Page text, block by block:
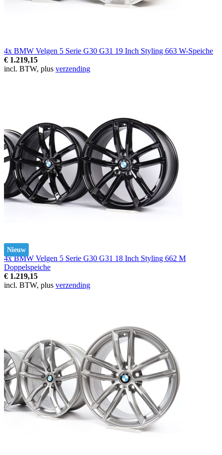
4x BMW Velgen 5 Serie G30 G31 19 Inch Styling 663 W-Speiche
€ 1.219,15
incl. BTW, plus verzending
Nieuw
4x BMW Velgen 5 Serie G30 G31 18 Inch Styling 662 M
Doppelspeiche
€ 1.219,15
incl. BTW, plus verzending